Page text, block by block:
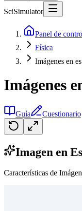
SciSimulator
Panel de
Física
Imágenes en
Imágenes
Guía Cuestionario
Imagen en
Características de